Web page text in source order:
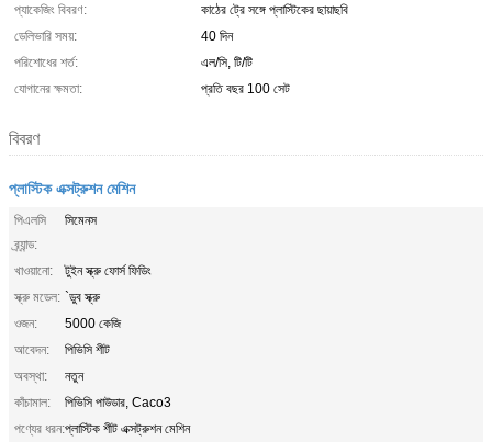
প্যাকেজিং বিবরণ:
কাঠের ট্রে সঙ্গে প্লাস্টিকের ছায়াছবি
ডেলিভারি সময়:
40 দিন
পরিশোধের শর্ত:
এল/সি, টি/টি
যোগানের ক্ষমতা:
প্রতি বছর 100 সেট
বিবরণ
প্লাস্টিক এক্সট্রুশন মেশিন
পিএলসি
ব্র্যান্ড:
সিমেনস
খাওয়ানো:
টুইন স্ক্রু ফোর্স ফিডিং
স্ক্রু মডেল: `ডুব স্ক্রু
ওজন:
5000 কেজি
আবেদন:
পিভিসি শীট
অবস্থা:
নতুন
কাঁচামাল:
পিভিসি পাউডার, Caco3
পণ্যের ধরন:প্লাস্টিক শীট এক্সট্রুশন মেশিন